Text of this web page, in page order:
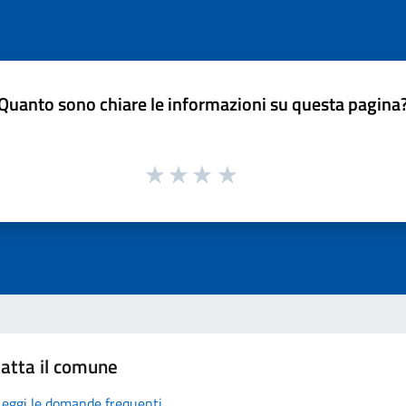
sono chiare le informazioni su questa
il comune